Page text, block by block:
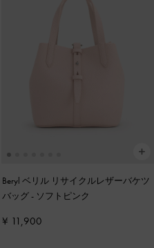
Beryl ベリル リサイクルレザーバケツ
バッグ- ソフトピンク
¥ 11,900